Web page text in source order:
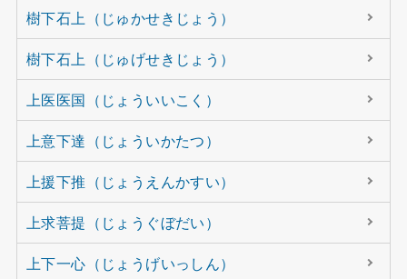
樹下石上（じゅかせきじょう）
樹下石上（じゅげせきじょう）
上医医国（じょういいこく）
上意下達（じょういかたつ）
上援下推（じょうえんかすい）
上求菩提（じょうぐぼだい）
上下一心（じょうげいっしん）